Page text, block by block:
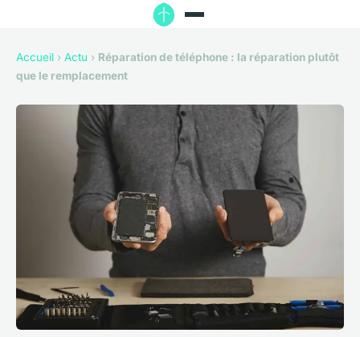
Accueil › Actu › Réparation de téléphone : la réparation plutôt
que le remplacement